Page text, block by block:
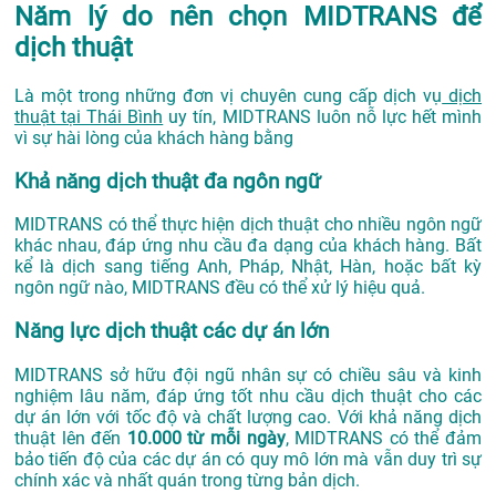
Năm lý do nên chọn MIDTRANS để
dịch thuật
Là một trong những đơn vị chuyên cung cấp dịch vụ dịch
thuật tại Thái Bình uy tín, MIDTRANS luôn nỗ lực hết mình
vì sự hài lòng của khách hàng bằng
Khả năng dịch thuật đa ngôn ngữ
MIDTRANS có thể thực hiện dịch thuật cho nhiều ngôn ngữ
khác nhau, đáp ứng nhu cầu đa dạng của khách hàng. Bất
kể là dịch sang tiếng Anh, Pháp, Nhật, Hàn, hoặc bất kỳ
ngôn ngữ nào, MIDTRANS đều có thể xử lý hiệu quả.
Năng lực dịch thuật các dự án lớn
MIDTRANS sở hữu đội ngũ nhân sự có chiều sâu và kinh
nghiệm lâu năm, đáp ứng tốt nhu cầu dịch thuật cho các
dự án lớn với tốc độ và chất lượng cao. Với khả năng dịch
thuật lên đến 10.000 từ mỗi ngày, MIDTRANS có thể đảm
bảo tiến độ của các dự án có quy mô lớn mà vẫn duy trì sự
chính xác và nhất quán trong từng bản dịch.